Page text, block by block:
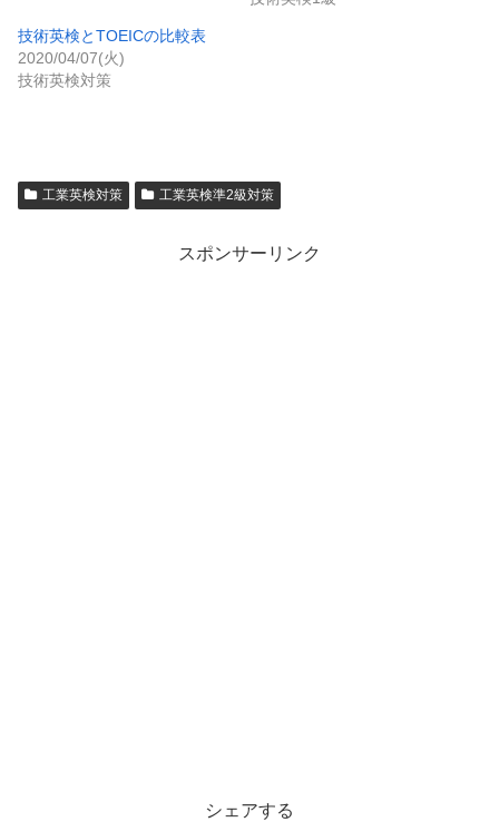
技術英検とTOEICの比較表
2020/04/07(火)
技術英検対策
工業英検対策 工業英検準2級対策
スポンサーリンク
シェアする